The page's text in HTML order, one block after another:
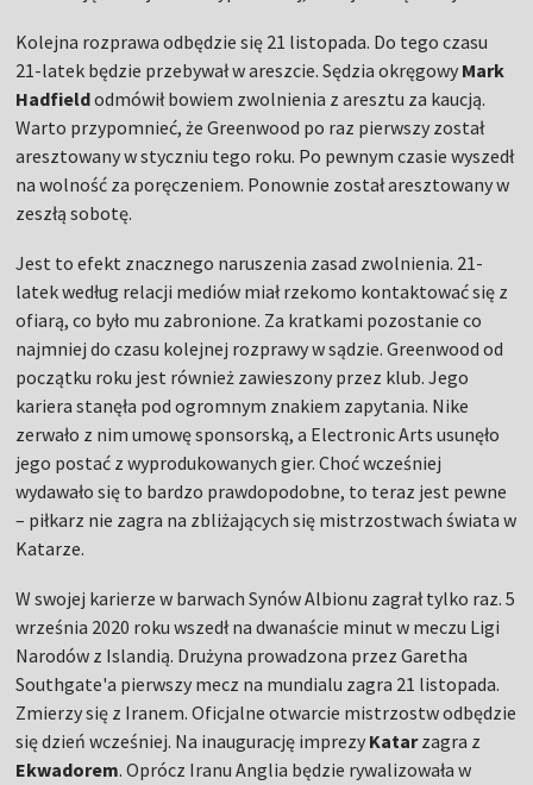
Kolejna rozprawa odbędzie się 21 listopada. Do tego czasu
21-latek będzie przebywał w areszcie. Sędzia okręgowy Mark
Hadfieldodmówił bowiem zwolnienia z aresztu za kaucją.
Warto przypomnieć, że Greenwood po raz pierwszy został
aresztowany w styczniu tego roku. Po pewnym czasie wyszedł
na wolność za poręczeniem. Ponownie został aresztowany w
zeszłą sobotę.
Jest to efekt znacznego naruszenia zasad zwolnienia. 21-
latek według relacji mediów miał rzekomo kontaktować się z
ofiarą, co było mu zabronione. Za kratkami pozostanie co
najmniej do czasu kolejnej rozprawy w sądzie. Greenwood od
początku roku jest również zawieszony przez klub. Jego
kariera stanęła pod ogromnym znakiem zapytania. Nike
zerwało z nim umowę sponsorską, a Electronic Arts usunęło
jego postać z wyprodukowanych gier. Choć wcześniej
wydawało się to bardzo prawdopodobne, to teraz jest pewne
– piłkarz nie zagra na zbliżających się mistrzostwach świata w
Katarze.
W swojej karierze w barwach Synów Albionu zagrał tylko raz. 5
września 2020 roku wszedł na dwanaście minut w meczu Ligi
Narodów z Islandią. Drużyna prowadzona przez Garetha
Southgate'a pierwszy mecz na mundialu zagra 21 listopada.
Zmierzy się z Iranem. Oficjalne otwarcie mistrzostw odbędzie
się dzień wcześniej. Na inaugurację imprezy Katarzagra z
Ekwadorem. Oprócz Iranu Anglia będzie rywalizowała w